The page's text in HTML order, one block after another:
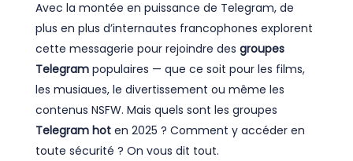
Avec la montée en puissance de Telegram, de
plus en plus d’internautes francophones explorent
cette messagerie pour rejoindre des groupes
Telegram populaires — que ce soit pour les films,
les musiaues, le divertissement ou même les
contenus NSFW. Mais quels sont les groupes
Telegram hot en 2025 ? Comment y accéder en
toute sécurité ? On vous dit tout.